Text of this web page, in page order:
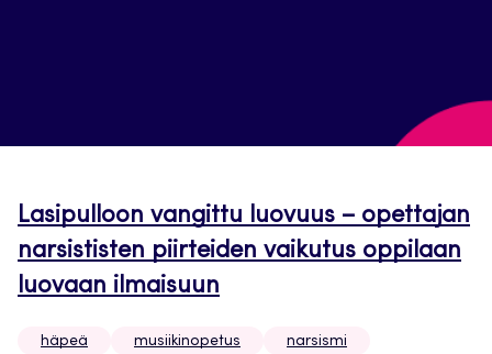
Lasipulloon vangittu luovuus – opettajan
narsististen piirteiden vaikutus oppilaan
luovaan ilmaisuun
häpeä musiikinopetus
narsismi